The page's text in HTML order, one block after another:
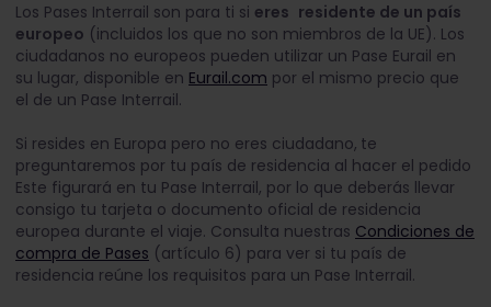
Los Pases Interrail son para ti si eres residente de un país
europeo (incluidos los que no son miembros de la UE). Los
ciudadanos no europeos pueden utilizar un Pase Eurail en
su lugar, disponible en Eurail.com por el mismo precio que
el de un Pase Interrail.
Si resides en Europa pero no eres ciudadano, te
preguntaremos por tu país de residencia al hacer el pedido
Este figurará en tu Pase Interrail, por lo que deberás llevar
consigo tu tarjeta o documento oficial de residencia
europea durante el viaje. Consulta nuestras Condiciones de
compra de Pases (artículo 6) para ver si tu país de
residencia reúne los requisitos para un Pase Interrail.